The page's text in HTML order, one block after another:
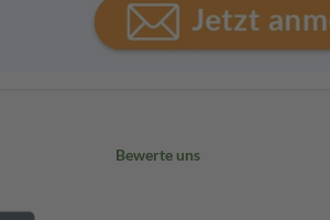
Bewerte uns